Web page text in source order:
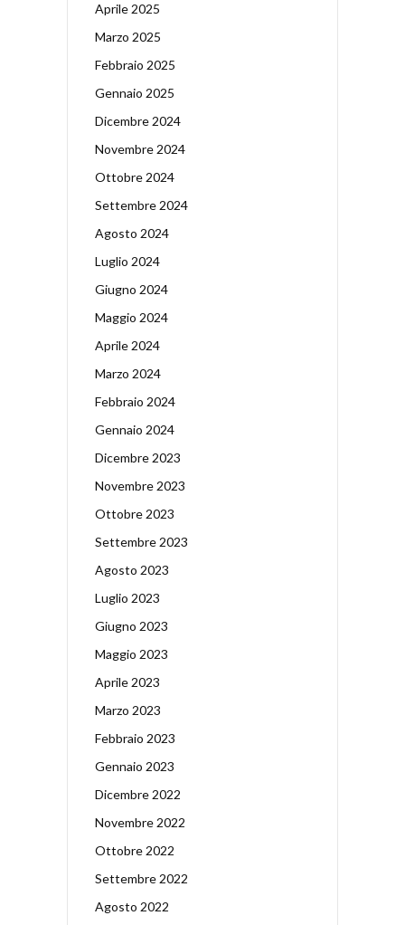
Aprile 2025
Marzo 2025
Febbraio 2025
Gennaio 2025
Dicembre 2024
Novembre 2024
Ottobre 2024
Settembre 2024
Agosto 2024
Luglio 2024
Giugno 2024
Maggio 2024
Aprile 2024
Marzo 2024
Febbraio 2024
Gennaio 2024
Dicembre 2023
Novembre 2023
Ottobre 2023
Settembre 2023
Agosto 2023
Luglio 2023
Giugno 2023
Maggio 2023
Aprile 2023
Marzo 2023
Febbraio 2023
Gennaio 2023
Dicembre 2022
Novembre 2022
Ottobre 2022
Settembre 2022
Agosto 2022